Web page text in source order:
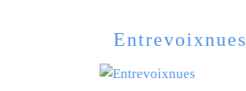
Entrevoixnues